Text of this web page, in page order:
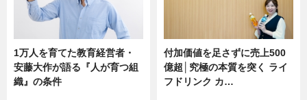
1万人を育てた教育経営者・
安藤大作が語る『人が育つ組
織』の条件
付加価値を足さずに売上500
億超│究極の本質を突く ライ
フドリンク カ…